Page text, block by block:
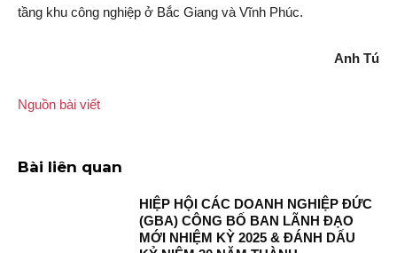
tầng khu công nghiệp ở Bắc Giang và Vĩnh Phúc.
Anh Tú
Nguồn bài viết
Bài liên quan
HIỆP HỘI CÁC DOANH NGHIỆP ĐỨC
(GBA) CÔNG BỐ BAN LÃNH ĐẠO
MỚI NHIỆM KỲ 2025 & ĐÁNH DẤU